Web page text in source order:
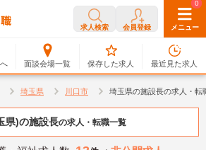
求人検索 会員登録 メニュー
面談会場一覧
0
保存した求人
0
最近見た求人
埼玉県 川口市 埼玉県の施設長の求人・転
県)の施設長の求人・転職一覧